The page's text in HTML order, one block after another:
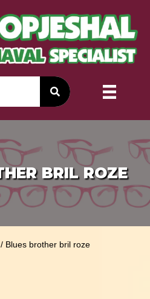
BRIL ROZE
/ Blues brother bril roze